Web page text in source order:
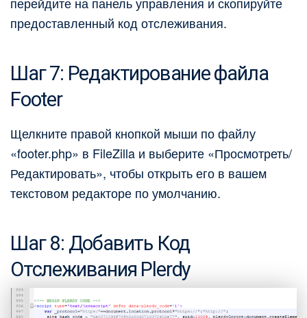
предоставленный код отслеживания.
Шаг 7: Редактирование файла
Footer
Щелкните правой кнопкой мыши по файлу
«footer.php» в FileZilla и выберите «Просмотреть/
Редактировать», чтобы открыть его в вашем
текстовом редакторе по умолчанию.
Шаг 8: Добавить Код
Отслеживания Plerdy